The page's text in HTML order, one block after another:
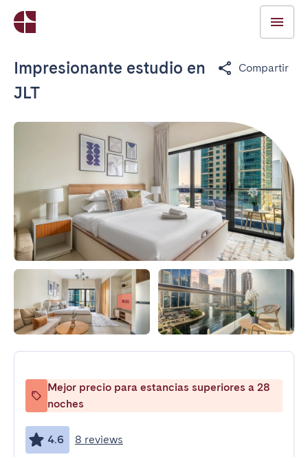
Impresionante estudio en
JLT
Compartir
Mejor precio para estancias superiores a 28
noches
4.6 8 reviews